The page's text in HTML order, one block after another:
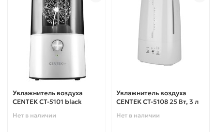
Увлажнитель воздуха
CENTEK CT-5101 black
Нет в наличии
Увлажнитель воздуха
CENTEK CT-5108 25 Вт, 3 л
Нет в наличии